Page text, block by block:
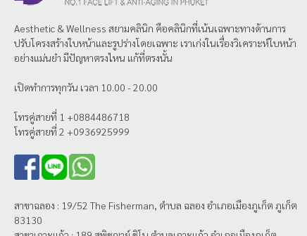
Aesthetic & Wellness สยามคลินิก คือคลินิกที่เน้นเฉพาะทางด้านการ
ปรับโครงสร้างใบหน้าและรูปร่างโดยเฉพาะ เราเก่งในเรื่องวิเคราะห์ใบหน้า
อย่างแม่นยำ มีปัญหาตรงไหน แก้ที่ตรงนั้น
เปิดทำการทุกวัน เวลา 10.00 - 20.00
โทรคู่สายที่ 1 +0884486718
โทรคู่สายที่ 2 +0936925999
สาขาฉลอง : 19/52 The Fisherman, ตำบล ฉลอง อำเภอเมืองภูเก็ต ภูเก็ต
83130